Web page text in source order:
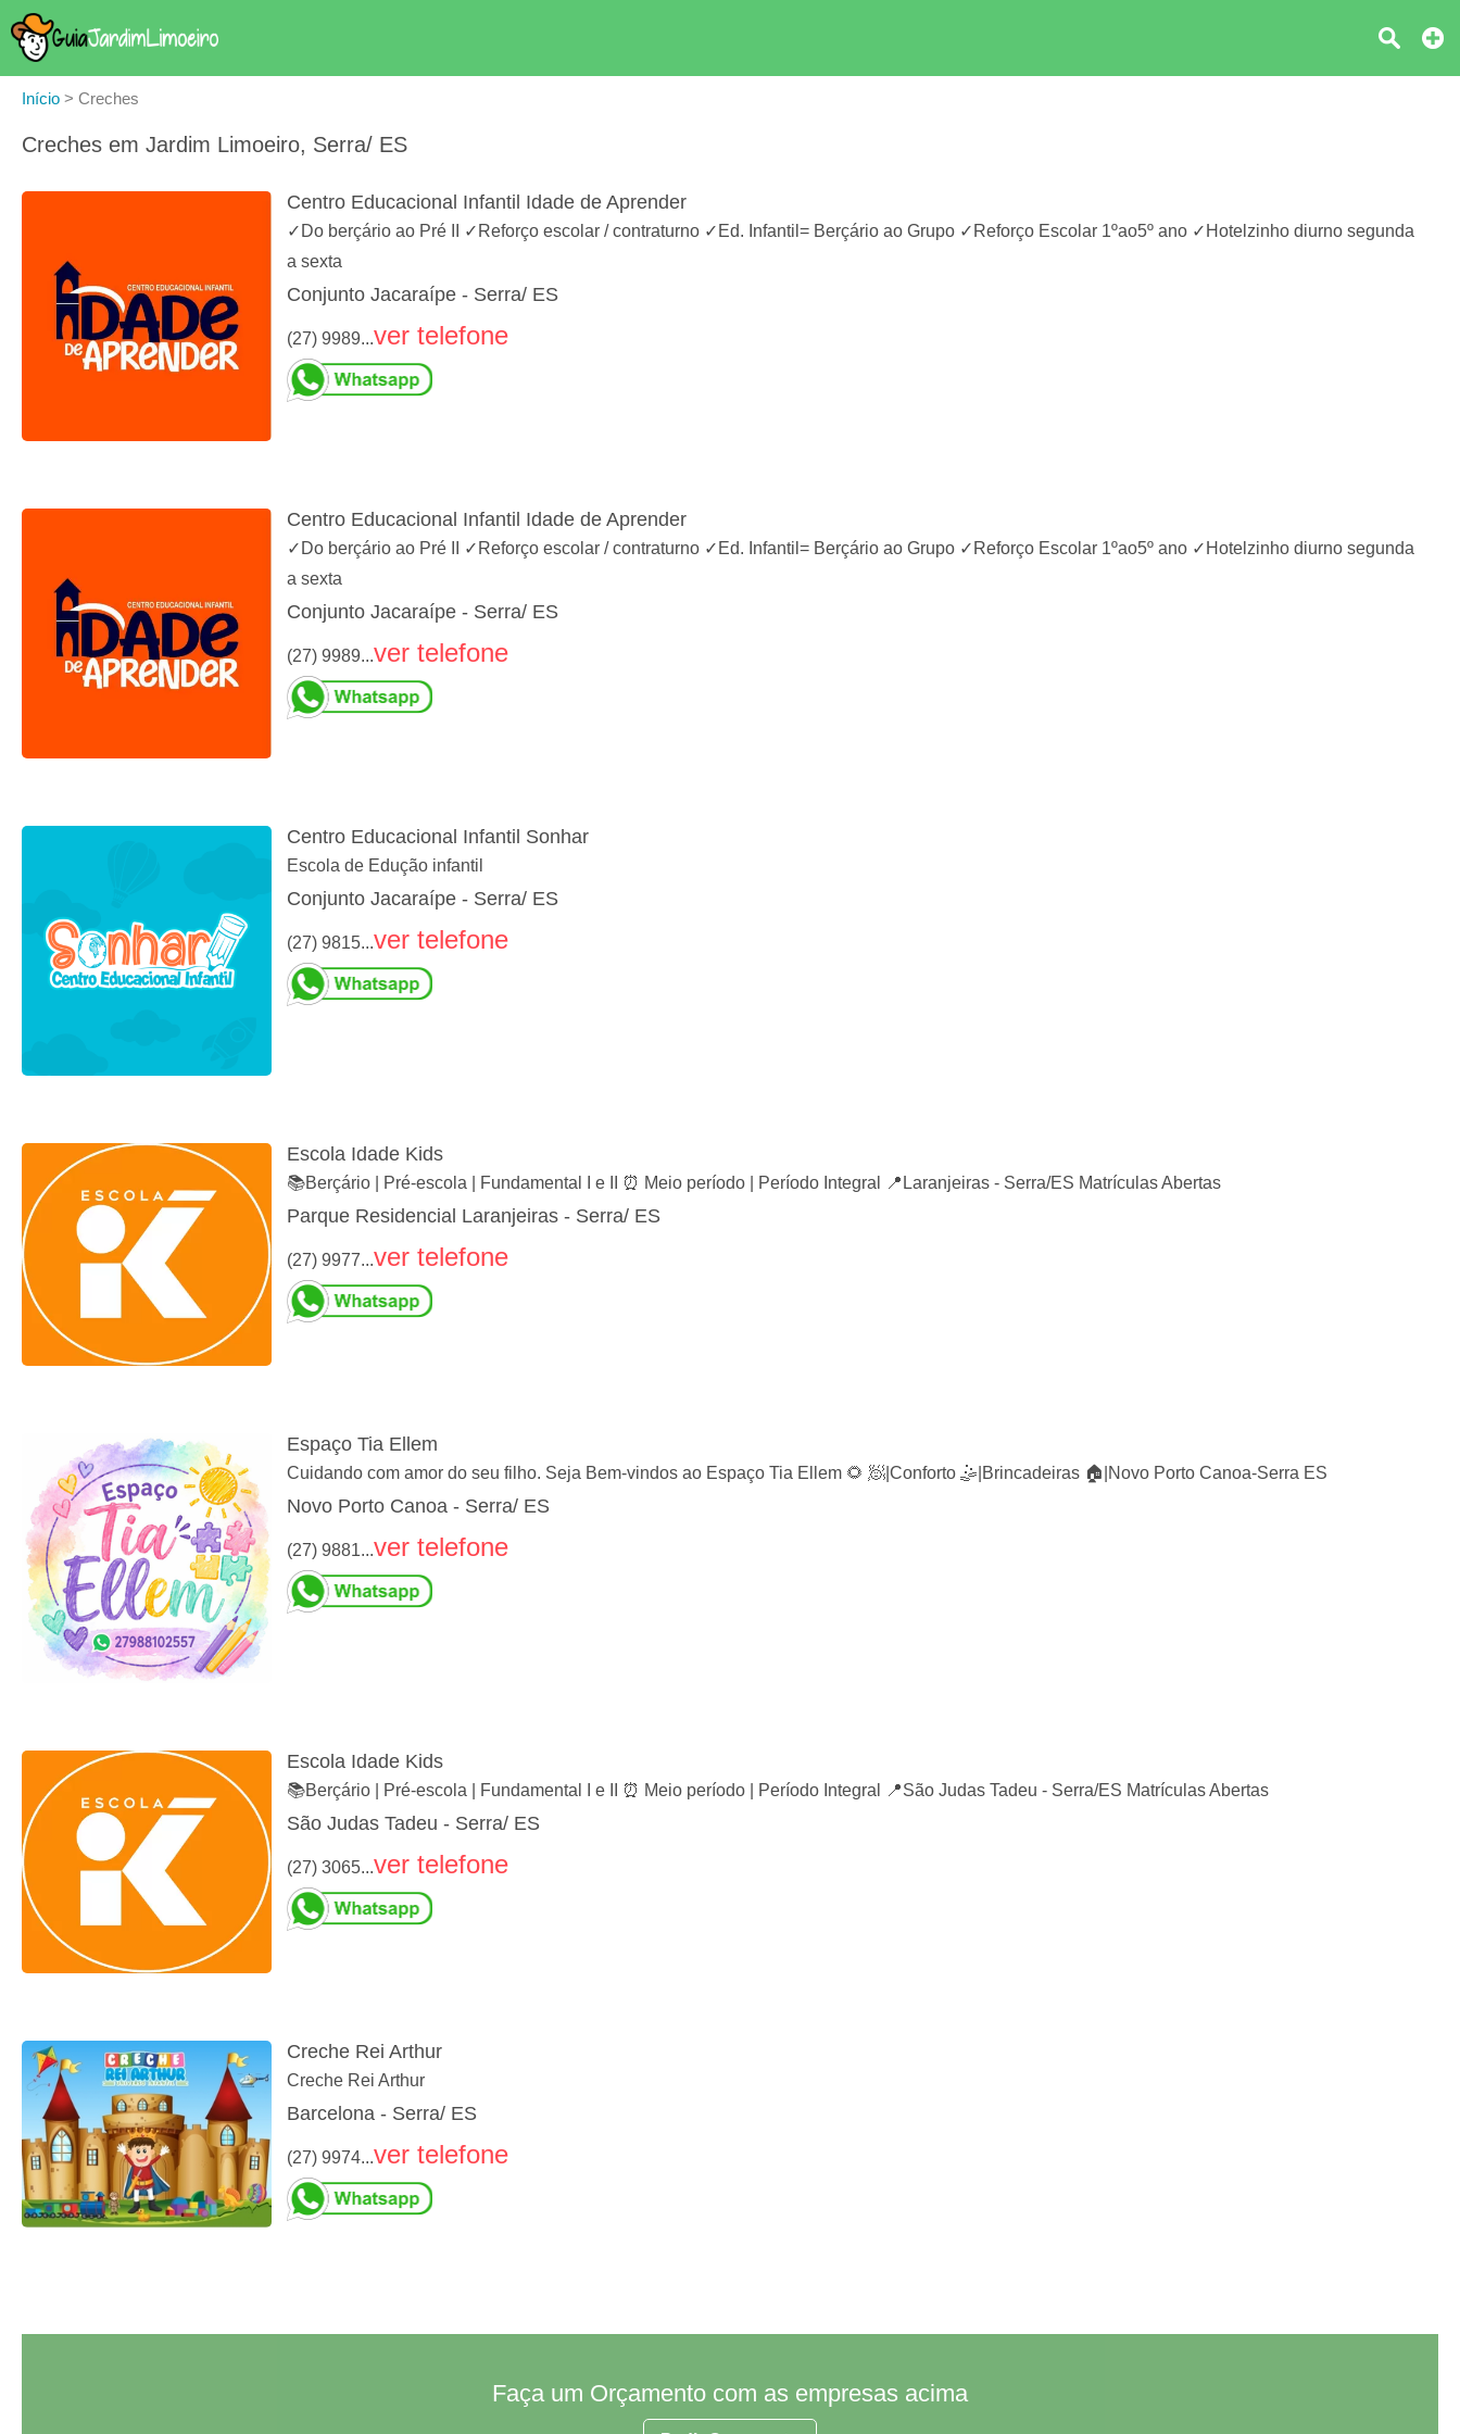
Início > Creches
Creches em Jardim Limoeiro, Serra/ ES
Centro Educacional Infantil Idade de Aprender
✓Do berçário ao Pré II ✓Reforço escolar / contraturno ✓Ed. Infantil= Berçário ao Grupo ✓Reforço Escolar 1ºao5º ano ✓Hotelzinho diurno segunda
a sexta
Conjunto Jacaraípe - Serra/ ES
(27) 9989...ver telefone
Centro Educacional Infantil Idade de Aprender
✓Do berçário ao Pré II ✓Reforço escolar / contraturno ✓Ed. Infantil= Berçário ao Grupo ✓Reforço Escolar 1ºao5º ano ✓Hotelzinho diurno segunda
a sexta
Conjunto Jacaraípe - Serra/ ES
(27) 9989...ver telefone
Centro Educacional Infantil Sonhar
Escola de Edução infantil
Conjunto Jacaraípe - Serra/ ES
(27) 9815...ver telefone
Escola Idade Kids
📚Berçário | Pré-escola | Fundamental I e II ⏰ Meio período | Período Integral 📍Laranjeiras - Serra/ES Matrículas Abertas
Parque Residencial Laranjeiras - Serra/ ES
(27) 9977...ver telefone
Espaço Tia Ellem
Cuidando com amor do seu filho. Seja Bem-vindos ao Espaço Tia Ellem 🌻 🧖|Conforto 🤹|Brincadeiras 🏠|Novo Porto Canoa-Serra ES
Novo Porto Canoa - Serra/ ES
(27) 9881...ver telefone
Escola Idade Kids
📚Berçário | Pré-escola | Fundamental I e II ⏰ Meio período | Período Integral 📍São Judas Tadeu - Serra/ES Matrículas Abertas
São Judas Tadeu - Serra/ ES
(27) 3065...ver telefone
Creche Rei Arthur
Creche Rei Arthur
Barcelona - Serra/ ES
(27) 9974...ver telefone
Faça um Orçamento com as empresas acima